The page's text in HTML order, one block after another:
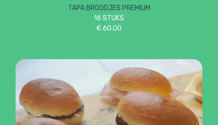
TAPA BROODJES PREMIUM
16 STUKS
€60.00